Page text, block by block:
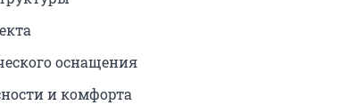
оснащения
и комфорта